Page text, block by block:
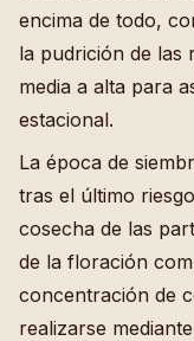
encima de todo,
la pudrición de las
media a alta para
estacional.
La época de
tras el último
cosecha de las
de la floración
concentración de
realizarse